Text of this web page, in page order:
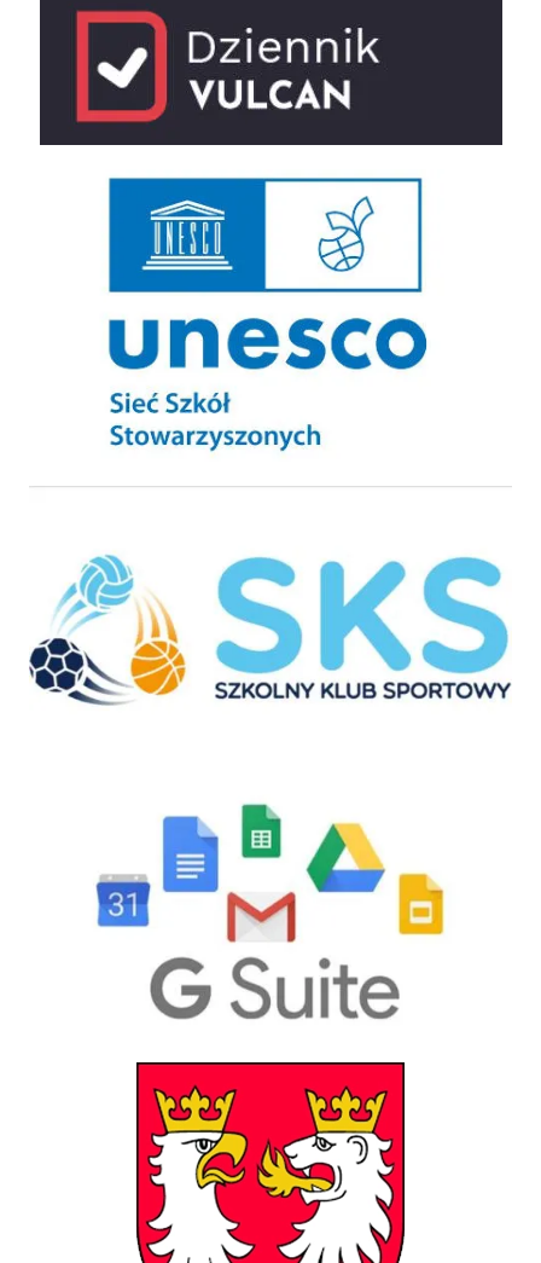
UNESCO Sieć Szkół Stowarzyszonych
Szkolny Klub Sportowy
Powiat Gorlicki